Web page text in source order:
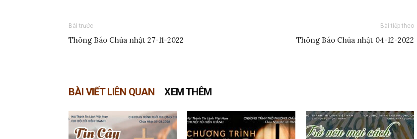
Bài trước
Thông Báo Chúa nhật 27-11-2022
Bài tiếp theo
Thông Báo Chúa nhật 04-12-2022
BÀI VIẾT LIÊN QUAN XEM THÊM